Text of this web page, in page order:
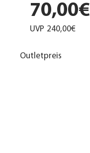
70,00€
UVP 240,00€
Outletpreis